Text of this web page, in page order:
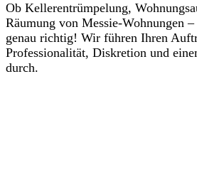
Ob Kellerentrümpelung,
Räumung von Messie-Wohnungen
genau richtig! Wir führen Ihren
Professionalität, Diskretion und
durch.